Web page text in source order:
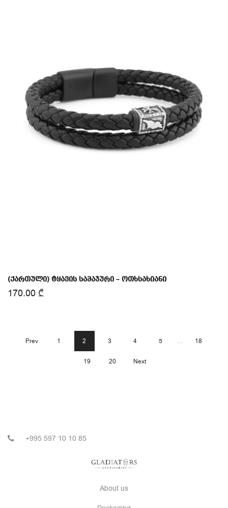
(ქართული) ტყავის სამაჯური – ოთხსახიანი
170.00 ₾
Prev 1 2 3 4 5 … 18
19 20 Next
+995 597 10 10 85
About us